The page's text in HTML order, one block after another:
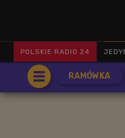
POLSKIE RADIO 24
RAMÓWKA